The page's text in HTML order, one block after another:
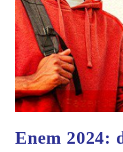
Enem 2024: